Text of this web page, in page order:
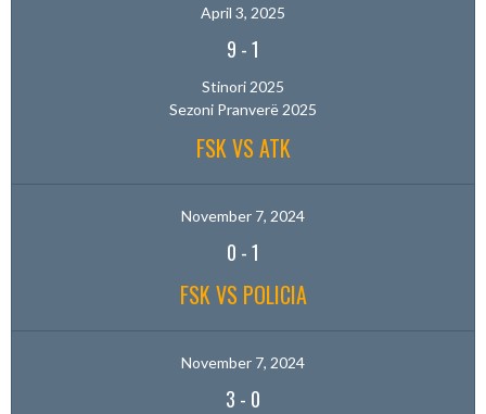
April 3, 2025
9 -1
Stinori 2025
Sezoni Pranverë 2025
FSK VS ATK
November 7, 2024
0 -1
FSK VS POLICIA
November 7, 2024
3 - 0